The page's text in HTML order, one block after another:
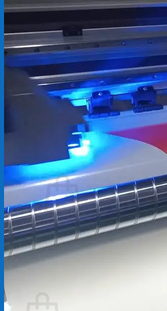
Backdrop
In Decal
Tin tức
Tin Tức In Kỹ Thuật Số
Tin Tức In UV
Tin tức công ty
Tuyển dụng
Câu hỏi thường gặp
Giỏ hàng / 0₫
Chưa có sản phẩm trong giỏ hàng.
Quay trở lại cửa hàng